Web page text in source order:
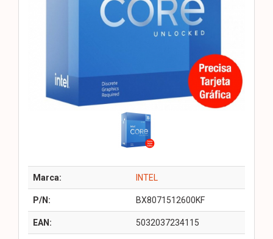
Marca: INTEL
P/N: BX8071512600KF
EAN: 5032037234115